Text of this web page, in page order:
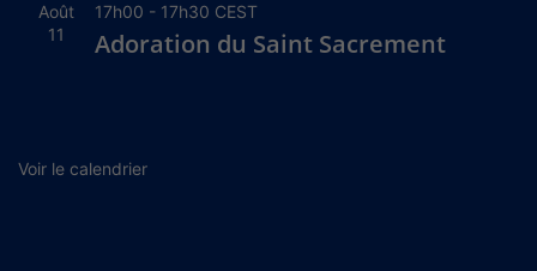
Août
11
17h00 - 17h30 CEST
Adoration du Saint Sacrement
Voir le calendrier